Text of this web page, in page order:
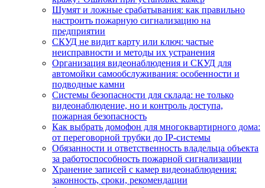
Шумят и ложные срабатывания: как правильно
настроить пожарную сигнализацию на
предприятии
СКУД не видит карту или ключ: частые
неисправности и методы их устранения
Организация видеонаблюдения и СКУД для
автомойки самообслуживания: особенности и
подводные камни
Системы безопасности для склада: не только
видеонаблюдение, но и контроль доступа,
пожарная безопасность
Как выбрать домофон для многоквартирного дома:
от переговорной трубки до IP-системы
Обязанности и ответственность владельца объекта
за работоспособность пожарной сигнализации
Хранение записей с камер видеонаблюдения:
законность, сроки, рекомендации